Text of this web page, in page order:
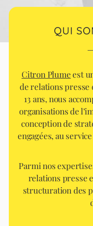
QUI
Citron Plumeest
de relations presse
13 ans, nous
organisations de
conception de
engagées, au
Parmi nos
relations presse
structuration des